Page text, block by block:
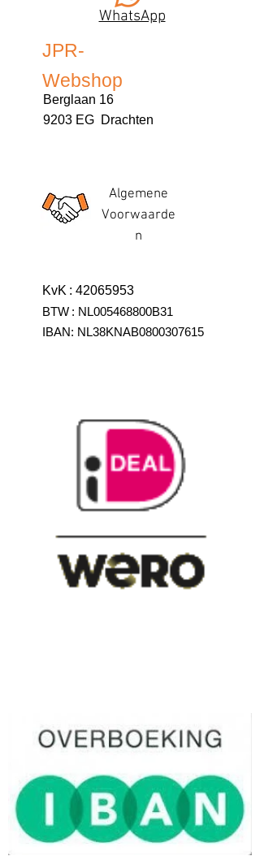
WhatsApp
JPR-
Webshop
Berglaan 16
9203 EG Drachten
Algemene
Voorwaarde
n
KvK : 42065953
BTW : NL005468800B31
IBAN: NL38KNAB0800307615